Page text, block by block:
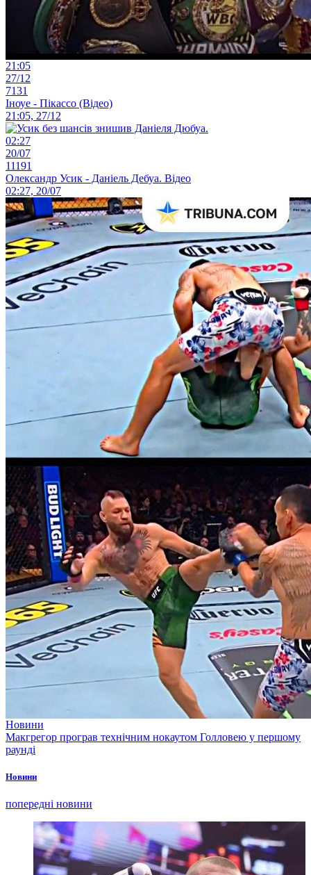
21:05
27/12
7131
Іноуе - Пікассо (Відео)
21:05, 27/12
02:27
20/07
11191
Олександр Усик - Даніель Дебуа. Відео
02:27, 20/07
Новини
Макгрегор програв технічним нокаутом Голловею у першому
раунді
Новини
попередні новини